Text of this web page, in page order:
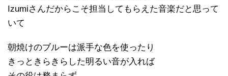
Izumiさんだからこそ担当してもらえた音楽だと思って
いて
朝焼けのブルーは派手な色を使ったり
きっときらきらした明るい音が入れば